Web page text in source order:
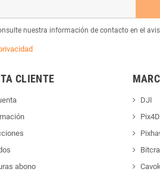
nuestra información de contacto en el
CLIENTE
abono
DJI
Pix4D